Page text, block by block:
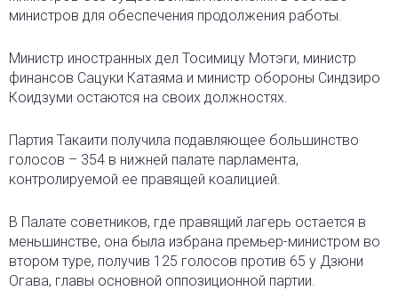
министров для обеспечения продолжения работы.
Министр иностранных дел Тосимицу Мотэги, министр
финансов Сацуки Катаяма и министр обороны Синдзиро
Коидзуми остаются на своих должностях.
Партия Такаити получила подавляющее большинство
голосов – 354 в нижней палате парламента,
контролируемой ее правящей коалицией.
В Палате советников, где правящий лагерь остается в
меньшинстве, она была избрана премьер-министром во
втором туре, получив 125 голосов против 65 у Дзюни
Огава, главы основной оппозиционной партии.